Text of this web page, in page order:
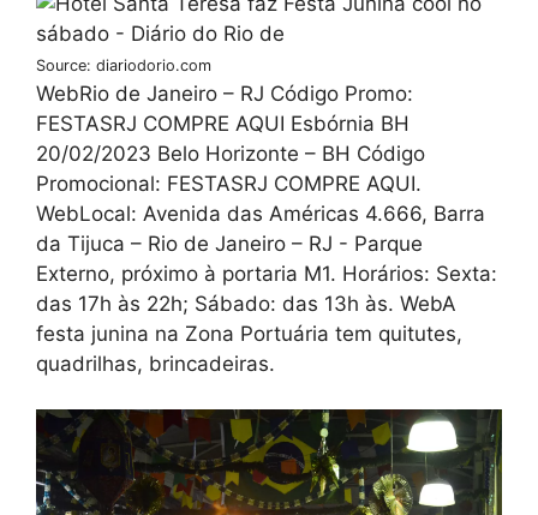
Source: diariodorio.com
WebRio de Janeiro – RJ Código Promo:
FESTASRJ COMPRE AQUI Esbórnia BH
20/02/2023 Belo Horizonte – BH Código
Promocional: FESTASRJ COMPRE AQUI.
WebLocal: Avenida das Américas 4.666, Barra
da Tijuca – Rio de Janeiro – RJ - Parque
Externo, próximo à portaria M1. Horários: Sexta:
das 17h às 22h; Sábado: das 13h às. WebA
festa junina na Zona Portuária tem quitutes,
quadrilhas, brincadeiras.